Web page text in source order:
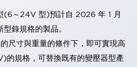
(6～24V 型)預計自 2026 年 1 月
錄規格的製品。
尺寸與重量的條件下，即可實現高
的規格，可替換既有的變壓器型產